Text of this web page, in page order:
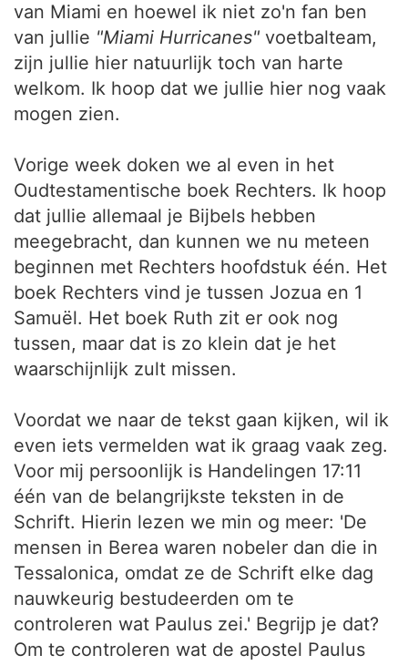
van Miami en hoewel ik niet zo'n fan ben
van jullie "Miami Hurricanes" voetbalteam,
zijn jullie hier natuurlijk toch van harte
welkom. Ik hoop dat we jullie hier nog vaak
mogen zien.
Vorige week doken we al even in het
Oudtestamentische boek Rechters. Ik hoop
dat jullie allemaal je Bijbels hebben
meegebracht, dan kunnen we nu meteen
beginnen met Rechters hoofdstuk één. Het
boek Rechters vind je tussen Jozua en 1
Samuël. Het boek Ruth zit er ook nog
tussen, maar dat is zo klein dat je het
waarschijnlijk zult missen.
Voordat we naar de tekst gaan kijken, wil ik
even iets vermelden wat ik graag vaak zeg.
Voor mij persoonlijk is Handelingen 17:11
één van de belangrijkste teksten in de
Schrift. Hierin lezen we min og meer: 'De
mensen in Berea waren nobeler dan die in
Tessalonica, omdat ze de Schrift elke dag
nauwkeurig bestudeerden om te
controleren wat Paulus zei.' Begrijp je dat?
Om te controleren wat de apostel Paulus